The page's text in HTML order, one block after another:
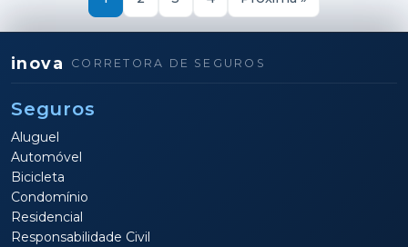
inova CORRETORA DE SEGUROS
Seguros
Aluguel
Automóvel
Bicicleta
Condomínio
Residencial
Responsabilidade Civil